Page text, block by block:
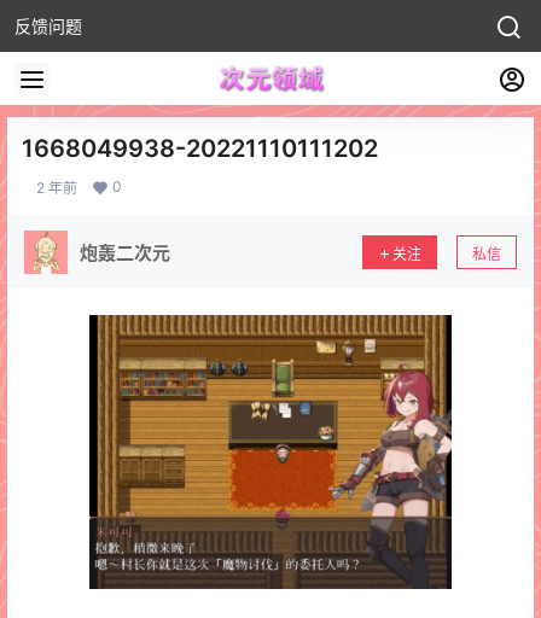
反馈问题
1668049938-20221110111202
2 年前 0
炮轰二次元 关注 私信